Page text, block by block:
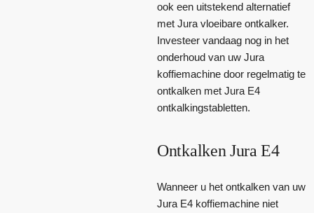
ook een uitstekend alternatief
met Jura vloeibare ontkalker.
Investeer vandaag nog in het
onderhoud van uw Jura
koffiemachine door regelmatig te
ontkalken met Jura E4
ontkalkingstabletten.
Ontkalken Jura E4
Wanneer u het ontkalken van uw
Jura E4 koffiemachine niet